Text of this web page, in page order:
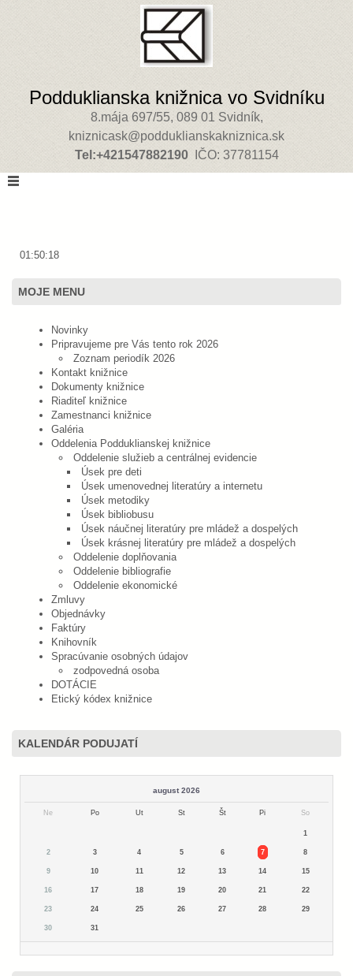
Podduklianska knižnica vo Svidníku
8.mája 697/55, 089 01 Svidník,
kniznicask@podduklianskakniznica.sk
Tel:+421547882190IČO: 37781154
01:50:18
MOJE MENU
Novinky
Pripravujeme pre Vás tento rok 2026
Zoznam periodík 2026
Kontakt knižnice
Dokumenty knižnice
Riaditeľ knižnice
Zamestnanci knižnice
Galéria
Oddelenia Podduklianskej knižnice
Oddelenie služieb a centrálnej evidencie
Úsek pre deti
Úsek umenovednej literatúry a internetu
Úsek metodiky
Úsek bibliobusu
Úsek náučnej literatúry pre mládež a dospelých
Úsek krásnej literatúry pre mládež a dospelých
Oddelenie doplňovania
Oddelenie bibliografie
Oddelenie ekonomické
Zmluvy
Objednávky
Faktúry
Knihovník
Spracúvanie osobných údajov
zodpovedná osoba
DOTÁCIE
Etický kódex knižnice
KALENDÁR PODUJATÍ
august 2026
Ne Po Ut St Št Pi So
1
2 3 4 5 6 7 8
9 10 11 12 13 14 15
16 17 18 19 20 21 22
23 24 25 26 27 28 29
30 31